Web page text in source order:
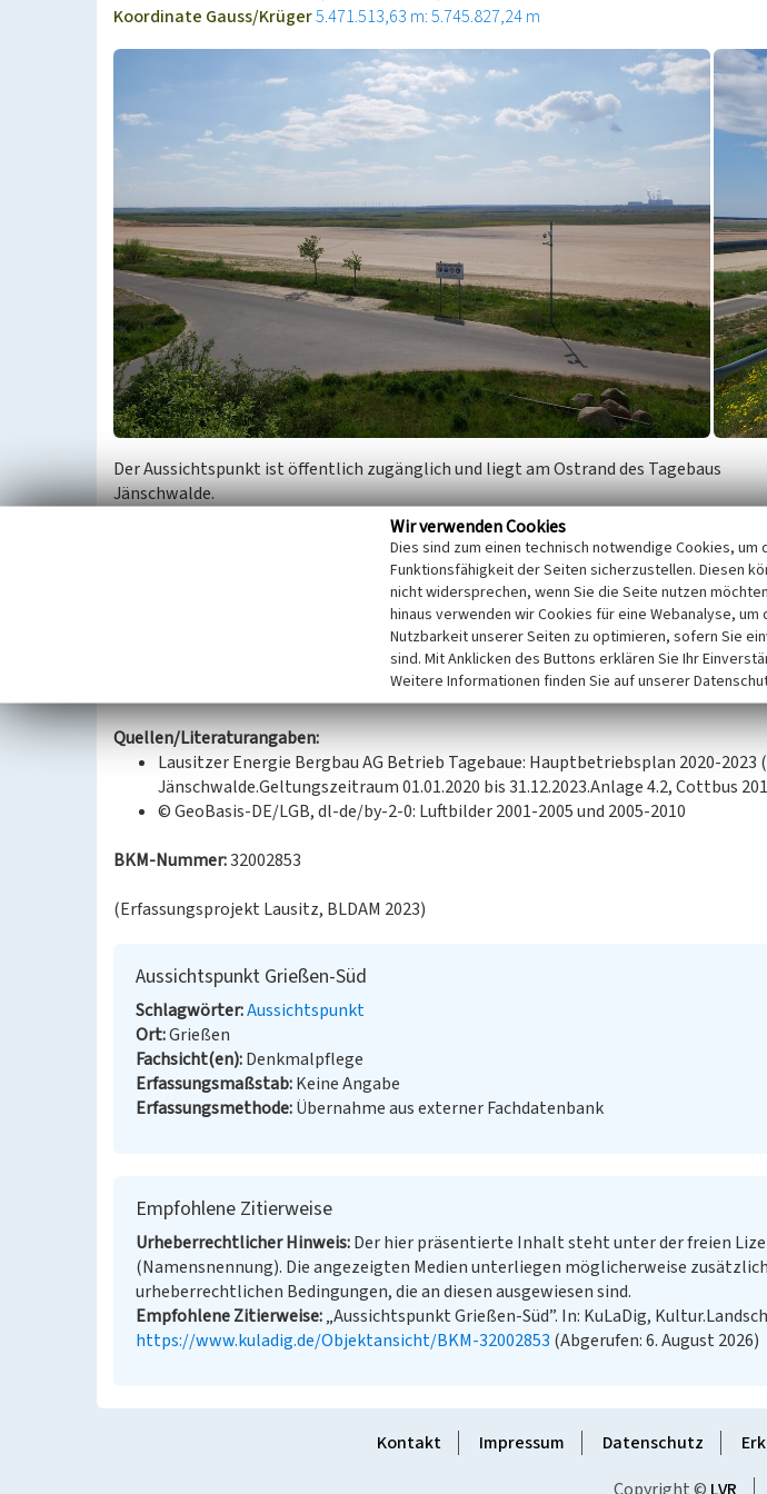
Koordinate Gauss/Krüger5.471.513,63 m: 5.745.827,24 m
Der Aussichtspunkt ist öffentlich zugänglich und liegt am Ostrand des Tagebaus
Jänschwalde.
Über eine Treppe gelangt man zu einem höher gelegenen Platz am Ende der
Lärmschutzwand für die Ortschaft Grießen. Von dort bietet sich ein Blick über die in
Rekultivierung befindlichen Flächen des Tagebaus Jänschwalde.
Eine Datierung war mittels Luftbildauswertung möglich. Sie ergab, dass der
Aussichtspunkt um 2005 errichtet worden sein muss.
Quellen/Literaturangaben:
Lausitzer Energie Bergbau AG Betrieb Tagebaue: Hauptbetriebsplan 2020-2023
Jänschwalde.Geltungszeitraum 01.01.2020 bis 31.12.2023.Anlage 4.2, Cottbus
© GeoBasis-DE/LGB, dl-de/by-2-0: Luftbilder 2001-2005 und 2005-2010
BKM-Nummer:32002853
(Erfassungsprojekt Lausitz, BLDAM 2023)
Aussichtspunkt Grießen-Süd
Schlagwörter Aussichtspunkt
Ort Grießen
Fachsicht(en) Denkmalpflege
Erfassungsmaßstab Keine Angabe
Erfassungsmethode Übernahme aus externer Fachdatenbank
Empfohlene Zitierweise
Urheberrechtlicher Hinweis Der hier präsentierte Inhalt steht unter der freien
(Namensnennung). Die angezeigten Medien unterliegen möglicherweise
urheberrechtlichen Bedingungen, die an diesen ausgewiesen sind.
Empfohlene Zitierweise „Aussichtspunkt Grießen-Süd”. In: KuLaDig,
https://www.kuladig.de/Objektansicht/BKM-32002853 (Abgerufen: 6. August 2026)
Kontakt Impressum Datenschutz
Wir verwenden Cookies
Dies sind zum einen technisch notwendige Cookies, um
Funktionsfähigkeit der Seiten sicherzustellen. Diesen
nicht widersprechen, wenn Sie die Seite nutzen
hinaus verwenden wir Cookies für eine Webanalyse, um
Nutzbarkeit unserer Seiten zu optimieren, sofern Sie
sind. Mit Anklicken des Buttons erklären Sie Ihr
Weitere Informationen finden Sie auf unserer